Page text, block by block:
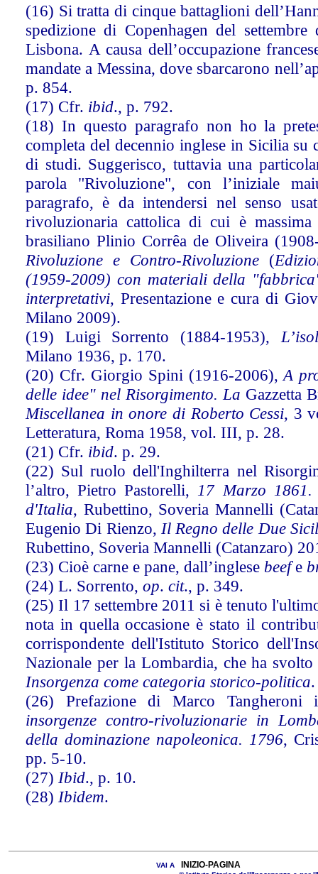
(16) Si tratta di cinque battaglioni
spedizione di Copenhagen del
Lisbona. A causa dell’occupazione
mandate a Messina, dove sbarcarono
p. 854.
(17) Cfr. ibid., p. 792.
(18) In questo paragrafo non ho la
completa del decennio inglese in Sicilia su
di studi. Suggerisco, tuttavia una
parola "Rivoluzione", con l’iniziale
paragrafo, è da intendersi nel senso
rivoluzionaria cattolica di cui è
brasiliano Plinio Corrêa de Oliveira
Rivoluzione e Contro-Rivoluzione (
(1959-2009) con materiali della
interpretativi, Presentazione e cura di
Milano 2009).
(19) Luigi Sorrento (1884-1953),
Milano 1936, p. 170.
(20) Cfr. Giorgio Spini (1916-2006),A
delle idee" nel Risorgimento. La Gazzetta
Miscellanea in onore di Roberto Cessi, 3
Letteratura, Roma 1958, vol. III, p. 28.
(21) Cfr. ibid. p. 29.
(22) Sul ruolo dell'Inghilterra nel
l’altro, Pietro Pastorelli,
17 Marzo
d'Italia, Rubettino, Soveria Mannelli
Eugenio Di Rienzo, Il Regno delle Due
Rubettino, Soveria Mannelli (Catanzaro)
(23) Cioè carne e pane, dall’inglese beefe
(24) L. Sorrento, op. cit., p. 349.
(25) Il 17 settembre 2011 si è tenuto
nota in quella occasione è stato il
corrispondente dell'Istituto Storico
Nazionale per la Lombardia, che ha
Insorgenza come categoria storico-politica.
(26) Prefazione di Marco
insorgenze contro-rivoluzionarie in
della dominazione napoleonica. 1796,
pp. 5-10.
(27) Ibid., p. 10.
(28) Ibidem.
VAI A INIZIO-PAGINA